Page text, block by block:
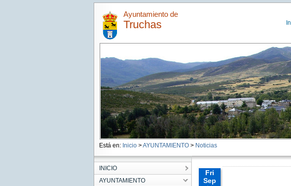
Ayuntamiento de
Truchas
Está en: Inicio >AYUNTAMIENTO> Noticias
INICIO
AYUNTAMIENTO
Fri
Sep